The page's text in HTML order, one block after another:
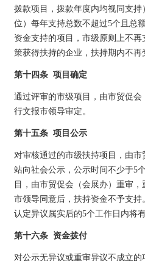
拨款项目，拨款年度内均视同支
位）每年支持总数不超过5个且总
资金支持的项目，市级原则上不
策获得扶持的企业，扶持期内不再
第十四条 项目确定
通过评审的市级项目，由市贸促
行文报市领导审定。
第十五条 项目公示
对审核通过的市级扶持项目，由市
站向社会公示，公示时间不少于5
目，由市贸促会（会展办）重审
市领导同意后，扶持资金不予支
认定异议属实后的5个工作日内将
第十六条 资金拨付
对公示无异议或重审异议不成立